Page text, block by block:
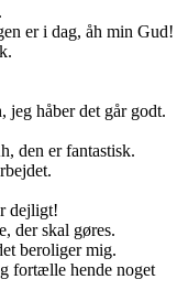
er i dag, åh min Gud!
jeg håber det går godt.
den er fantastisk.
dejligt!
der skal gøres.
beroliger mig.
fortælle hende noget